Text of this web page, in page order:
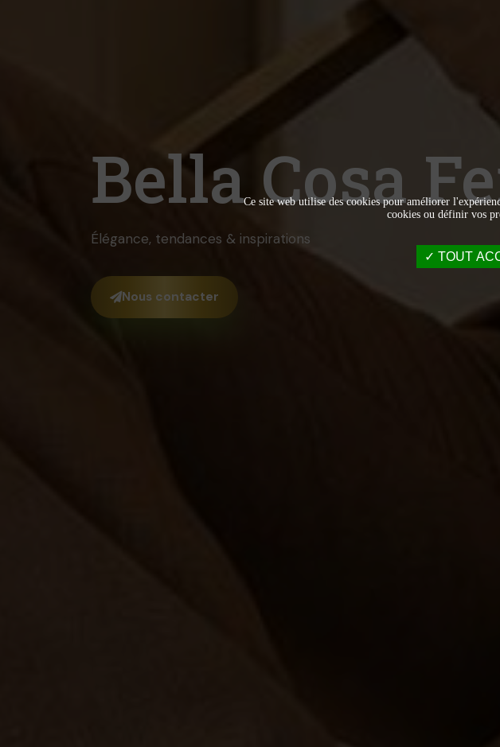
Bella Cosa
Élégance, tendances & inspirations
Nous contacter
Ce site web utilise des cookies pour améliorer
cookies ou définir vos
TOUT